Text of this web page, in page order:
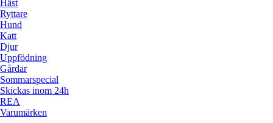
Häst
Ryttare
Hund
Katt
Djur
Uppfödning
Gårdar
Sommarspecial
Skickas inom 24h
REA
Varumärken